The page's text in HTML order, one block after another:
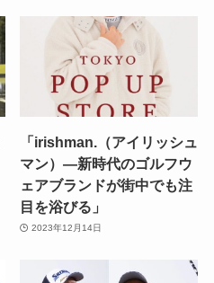
「irishman.（アイリッシュ
マン）―新時代のゴルフウ
ェアブランドが街中でも注
目を浴びる」
2023年12月14日